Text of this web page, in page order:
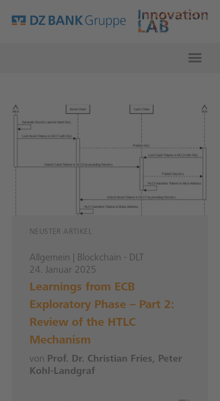
NEUSTER ARTIKEL
Allgemein
Blockchain - DLT
24. Januar 2025
Learnings from ECB
Exploratory Phase – Part 2:
Review of the HTLC
Mechanism
von Prof. Dr. Christian Fries, Peter
Kohl-Landgraf